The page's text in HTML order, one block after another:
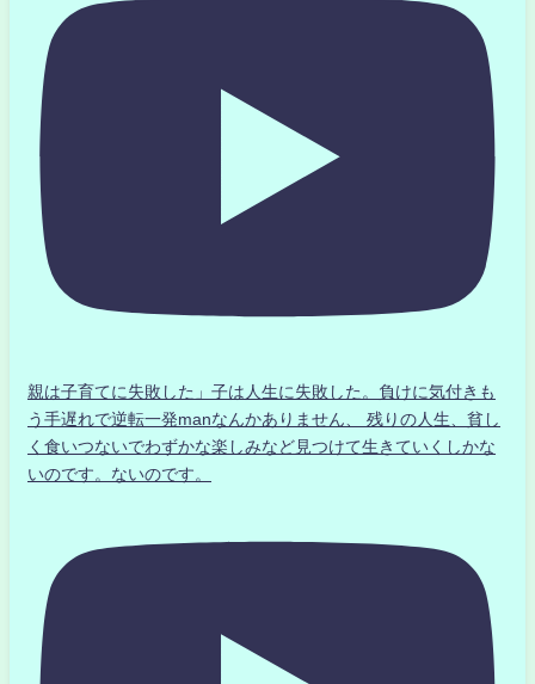
親は子育てに失敗した」子は人生に失敗した。負けに気付きも
う手遅れで逆転一発manなんかありません、 残りの人生、貧し
く食いつないでわずかな楽しみなど見つけて生きていくしかな
いのです。ないのです。